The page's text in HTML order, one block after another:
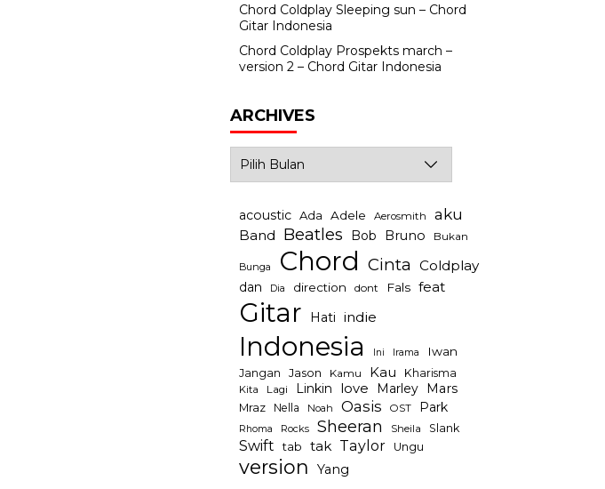
Chord Coldplay Sleeping sun – Chord
Gitar Indonesia
Chord Coldplay Prospekts march –
version 2 – Chord Gitar Indonesia
ARCHIVES
acoustic Ada Adele Aerosmith aku
Band Beatles Bob Bruno Bukan
Bunga Chord Cinta Coldplay
dan Dia direction dont Fals feat
Gitar Hati indie
Indonesia Ini Irama Iwan
Jangan Jason Kamu Kau Kharisma
Kita Lagi Linkin love Marley Mars
Mraz Nella Noah Oasis OST Park
Rhoma Rocks Sheeran Sheila Slank
Swift tab tak Taylor Ungu
version Yang